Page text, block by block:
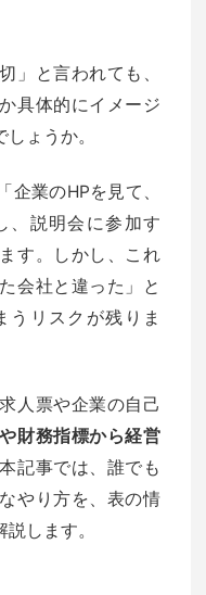
」と言われても、
具体的にイメージ
ょうか。
業のHPを見て、
、説明会に参加す
す。しかし、これ
会社と違った」と
うリスクが残りま
人票や企業の自己
財務指標から経営
記事では、誰でも
やり方を、表の情
します。